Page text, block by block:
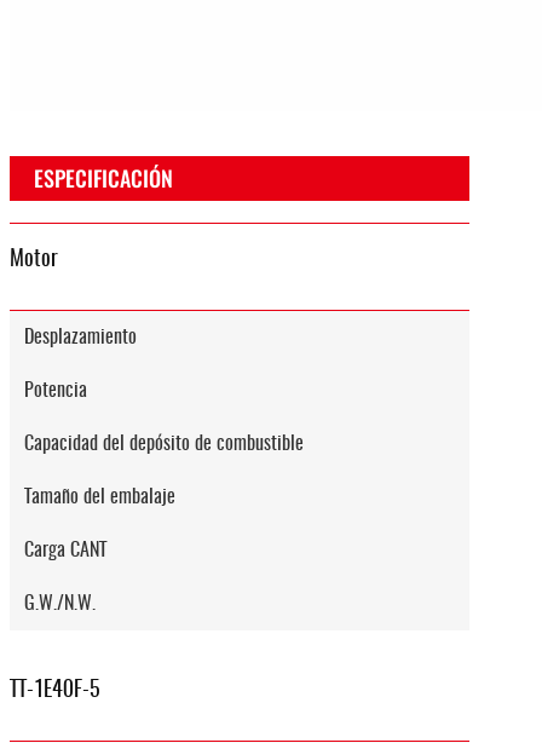
ESPECIFICACIÓN
Motor
Desplazamiento
Potencia
Capacidad del depósito de combustible
Tamaño del embalaje
Carga CANT
G.W./N.W.
TT-1E40F-5